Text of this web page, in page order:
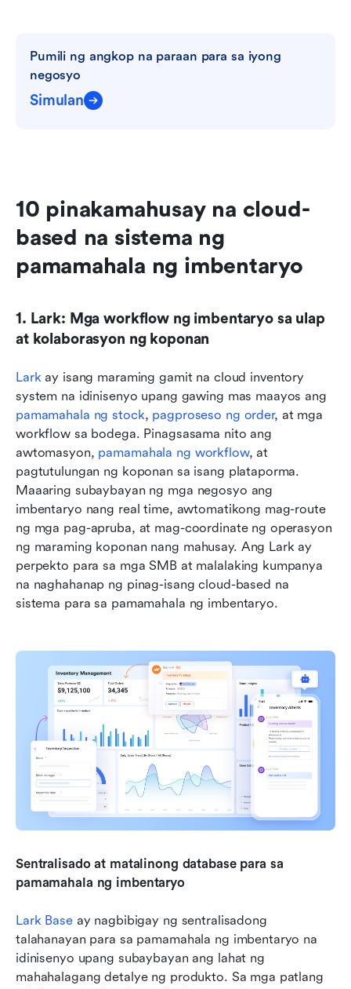
Pumili ng angkop na paraan para sa iyong
negosyo
Simulan
10 pinakamahusay na cloud-
based na sistema ng
pamamahala ng imbentaryo
1. Lark: Mga workflow ng imbentaryo sa ulap
at kolaborasyon ng koponan
Lark ay isang maraming gamit na cloud inventory
pamamahala ng stock, pagproseso ng order, at mga
workflow sa bodega. Pinagsasama nito ang
awtomasyon, pamamahala ng workflow, at
pagtutulungan ng koponan sa isang plataporma.
Maaaring subaybayan ng mga negosyo ang
imbentaryo nang real time, awtomatikong mag-route
ng mga pag-apruba, at mag-coordinate ng operasyon
ng maraming koponan nang mahusay. Ang Lark ay
perpekto para sa mga SMB at malalaking kumpanya
na naghahanap ng pinag-isang cloud-based na
sistema para sa pamamahala ng imbentaryo.
Sentralisado at matalinong database para sa
pamamahala ng imbentaryo
Lark Base ay nagbibigay ng sentralisadong
talahanayan para sa pamamahala ng imbentaryo na
idinisenyo upang subaybayan ang lahat ng
mahahalagang detalye ng produkto. Sa mga patlang